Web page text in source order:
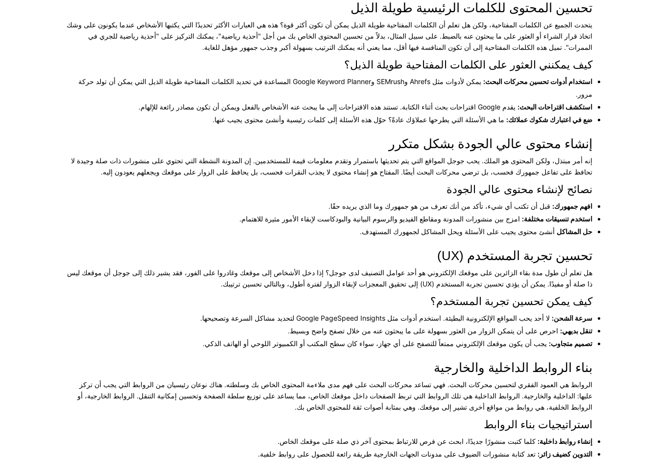
تحسين المحتوى للكلمات الرئيسية طويلة الذيل
يتحدث الجميع عن الكلمات المفتاحية، ولكن هل تعلم أن الكلمات المفتاحية طويلة الذيل يمكن أن تكون أكثر قوة؟ هذه هي العبارات الأكثر تحديدًا التي يكتبها الأشخاص عندما يكونون على وشك
اتخاذ قرار الشراء أو العثور على ما يبحثون عنه بالضبط. على سبيل المثال، بدلاً من تحسين المحتوى الخاص بك من أجل "أحذية رياضية"، يمكنك التركيز على "أحذية رياضية للجري في
الممرات". تميل هذه الكلمات المفتاحية إلى أن تكون المنافسة فيها أقل، مما يعني أنه يمكنك الترتيب بسهولة أكبر وجذب جمهور مؤهل للغاية.
كيف يمكنني العثور على الكلمات المفتاحية طويلة الذيل؟
استخدام أدوات تحسين محركات البحث:
يمكن لأدوات مثل Ahrefs وSEMrush وGoogle Keyword Planner المساعدة في تحديد الكلمات المفتاحية طويلة الذيل التي يمكن أن تولد حركة
مرور.
استكشف اقتراحات البحث: يقدم Google اقتراحات بحث أثناء الكتابة. تستند هذه الاقتراحات إلى ما يبحث عنه الأشخاص بالفعل ويمكن أن تكون مصادر رائعة للإلهام.
ضع في اعتبارك شكوك عملائك: ما هي الأسئلة التي يطرحها عملاؤك عادةً؟ حوّل هذه الأسئلة إلى كلمات رئيسية وأنشئ محتوى يجيب عنها.
إنشاء محتوى عالي الجودة بشكل متكرر
إنه أمر مبتذل، ولكن المحتوى هو الملك. يحب جوجل المواقع التي يتم تحديثها باستمرار وتقدم معلومات قيمة للمستخدمين. إن المدونة النشطة التي تحتوي على منشورات ذات صلة وجيدة لا
تحافظ على تفاعل جمهورك فحسب، بل ترضي محركات البحث أيضًا. المفتاح هو إنشاء محتوى لا يجذب النقرات فحسب، بل يحافظ على الزوار على موقعك ويجعلهم يعودون إليه.
نصائح لإنشاء محتوى عالي الجودة
افهم جمهورك: قبل أن تكتب أي شيء، تأكد من أنك تعرف من هو جمهورك وما الذي يريده حقًا.
استخدم تنسيقات مختلفة: امزج بين منشورات المدونة ومقاطع الفيديو والرسوم البيانية والبودكاست لإبقاء الأمور مثيرة للاهتمام.
حل المشاكل أنشئ محتوى يجيب على الأسئلة ويحل المشاكل لجمهورك المستهدف.
تحسين تجربة المستخدم (UX)
هل تعلم أن طول مدة بقاء الزائرين على موقعك الإلكتروني هو أحد عوامل التصنيف لدى جوجل؟ إذا دخل الأشخاص إلى موقعك وغادروا على الفور، فقد يشير ذلك إلى جوجل أن موقعك ليس
ذا صلة أو مفيدًا. يمكن أن يؤدي تحسين تجربة المستخدم (UX) إلى تحقيق المعجزات لإبقاء الزوار لفترة أطول، وبالتالي تحسين ترتيبك.
كيف يمكن تحسين تجربة المستخدم؟
سرعة الشحن: لا أحد يحب المواقع الإلكترونية البطيئة. استخدم أدوات مثل Google PageSpeed Insights لتحديد مشاكل السرعة وتصحيحها.
تنقل بديهي: احرص على أن يتمكن الزوار من العثور بسهولة على ما يبحثون عنه من خلال تصفح واضح وبسيط.
تصميم متجاوب: يجب أن يكون موقعك الإلكتروني ممتعاً للتصفح على أي جهاز، سواء كان سطح المكتب أو الكمبيوتر اللوحي أو الهاتف الذكي.
بناء الروابط الداخلية والخارجية
الروابط هي العمود الفقري لتحسين محركات البحث. فهي تساعد محركات البحث على فهم مدى ملاءمة المحتوى الخاص بك وسلطته. هناك نوعان رئيسيان من الروابط التي يجب أن تركز
عليها: الداخلية والخارجية. الروابط الداخلية هي تلك الروابط التي تربط الصفحات داخل موقعك الخاص، مما يساعد على توزيع سلطة الصفحة وتحسين إمكانية التنقل. الروابط الخارجية، أو
الروابط الخلفية، هي روابط من مواقع أخرى تشير إلى موقعك. وهي بمثابة أصوات ثقة للمحتوى الخاص بك.
استراتيجيات بناء الروابط
إنشاء روابط داخلية: كلما كتبت منشورًا جديدًا، ابحث عن فرص للارتباط بمحتوى آخر ذي صلة على موقعك الخاص.
التدوين كضيف زائر: تعد كتابة منشورات الضيوف على مدونات الجهات الخارجية طريقة رائعة للحصول على روابط خلفية.